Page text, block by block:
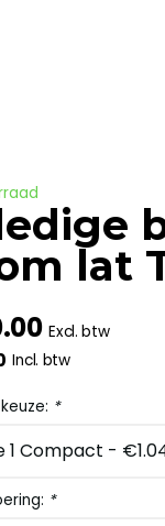
lat
Excl. btw
Incl. btw
*
*